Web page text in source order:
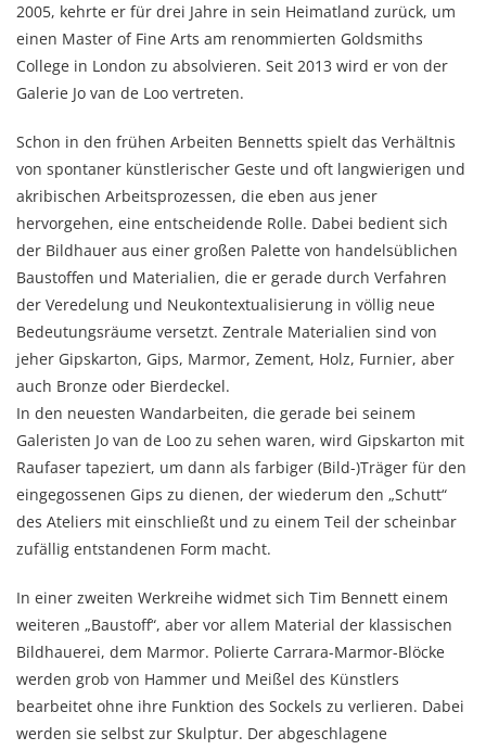
2005, kehrte er für drei Jahre in sein Heimatland zurück, um
einen Master of Fine Arts am renommierten Goldsmiths
College in London zu absolvieren. Seit 2013 wird er von der
Galerie Jo van de Loo vertreten.
Schon in den frühen Arbeiten Bennetts spielt das Verhältnis
von spontaner künstlerischer Geste und oft langwierigen und
akribischen Arbeitsprozessen, die eben aus jener
hervorgehen, eine entscheidende Rolle. Dabei bedient sich
der Bildhauer aus einer großen Palette von handelsüblichen
Baustoffen und Materialien, die er gerade durch Verfahren
der Veredelung und Neukontextualisierung in völlig neue
Bedeutungsräume versetzt. Zentrale Materialien sind von
jeher Gipskarton, Gips, Marmor, Zement, Holz, Furnier, aber
auch Bronze oder Bierdeckel.
In den neuesten Wandarbeiten, die gerade bei seinem
Galeristen Jo van de Loo zu sehen waren, wird Gipskarton mit
Raufaser tapeziert, um dann als farbiger (Bild-)Träger für den
eingegossenen Gips zu dienen, der wiederum den „Schutt“
des Ateliers mit einschließt und zu einem Teil der scheinbar
zufällig entstandenen Form macht.
In einer zweiten Werkreihe widmet sich Tim Bennett einem
weiteren „Baustoff“, aber vor allem Material der klassischen
Bildhauerei, dem Marmor. Polierte Carrara-Marmor-Blöcke
werden grob von Hammer und Meißel des Künstlers
bearbeitet ohne ihre Funktion des Sockels zu verlieren. Dabei
werden sie selbst zur Skulptur. Der abgeschlagene